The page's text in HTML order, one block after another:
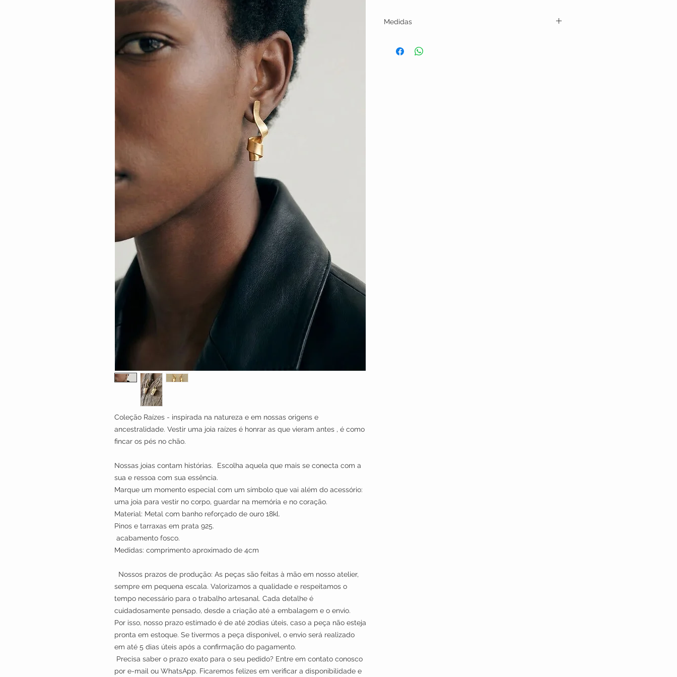
Coleção Raízes - inspirada na natureza e em nossas origens e
ancestralidade. Vestir uma joia raízes é honrar as que vieram antes , é como
fincar os pés no chão.
Nossas joias contam histórias. Escolha aquela que mais se conecta com a
sua e ressoa com sua essência.
Marque um momento especial com um símbolo que vai além do acessório:
uma joia para vestir no corpo, guardar na memória e no coração.
Material: Metal com banho reforçado de ouro 18kl.
Pinos e tarraxas em prata 925.
acabamento fosco.
Medidas: comprimento aproximado de 4cm
Nossos prazos de produção: As peças são feitas à mão em nosso atelier,
sempre em pequena escala. Valorizamos a qualidade e respeitamos o
tempo necessário para o trabalho artesanal. Cada detalhe é
cuidadosamente pensado, desde a criação até a embalagem e o envio.
Por isso, nosso prazo estimado é de até 20dias úteis, caso a peça não esteja
pronta em estoque. Se tivermos a peça disponível, o envio será realizado
em até 5 dias úteis após a confirmação do pagamento.
Precisa saber o prazo exato para o seu pedido? Entre em contato conosco
por e-mail ou WhatsApp. Ficaremos felizes em verificar a disponibilidade e
Medidas